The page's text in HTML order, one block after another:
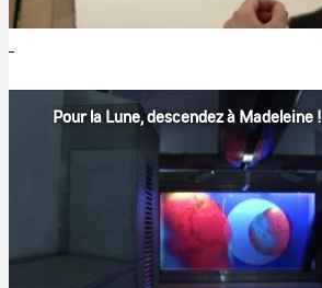
Pour la Lune, descendez à Madeleine !